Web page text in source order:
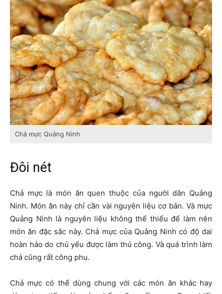
Chả mực Quảng Ninh
Đôi nét
Chả mực là món ăn quen thuộc của người dân Quảng
Ninh. Món ăn này chỉ cần vài nguyên liệu cơ bản. Và mực
Quảng Ninh là nguyên liệu không thể thiếu để làm nên
món ăn đặc sắc này. Chả mực của Quảng Ninh có độ dai
hoàn hảo do chủ yếu được làm thủ công. Và quá trình làm
chả cũng rất công phu.
Chả mực có thể dùng chung với các món ăn khác hay